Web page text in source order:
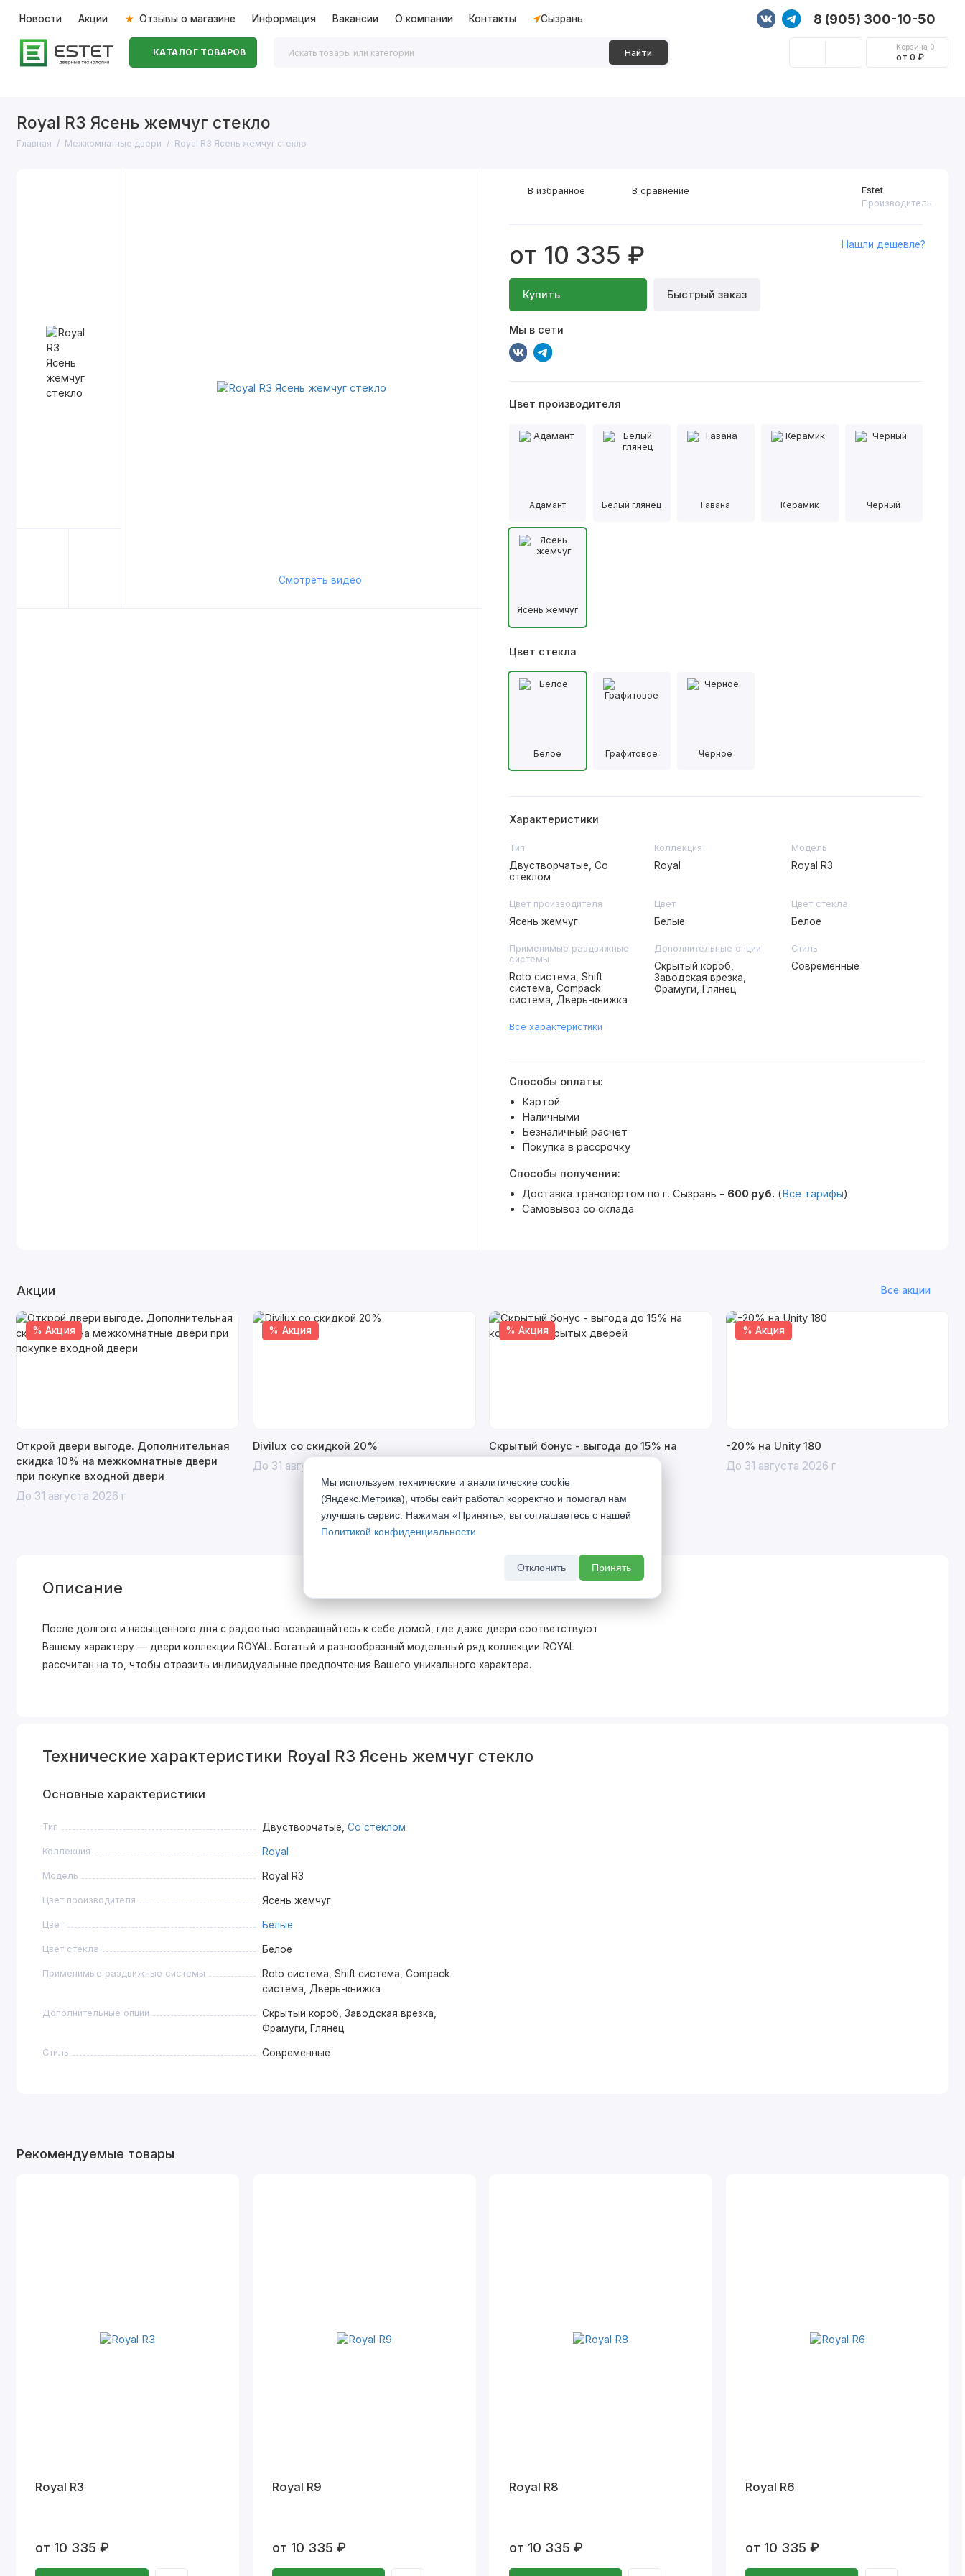
Новости Акции Отзывы о магазине Информация Вакансии О компании Контакты Сызрань 8 (905) 300-10-50
КАТАЛОГ ТОВАРОВ Найти
Корзина 0
от 0 ₽
Royal R3 Ясень жемчуг стекло
Главная Межкомнатные двери Royal R3 Ясень жемчуг стекло
Смотреть видео
Estet
Производитель
от 10 335 ₽
Купить Быстрый заказ
Нашли дешевле?
Мы в сети
В избранное В сравнение
Цвет производителя
Адамант Белый глянец Гавана Керамик Черный
Ясень жемчуг
Цвет стекла
Белое Графитовое Черное
Характеристики
Тип
Двустворчатые, Со
стеклом
Коллекция
Royal
Модель
Royal R3
Цвет производителя
Ясень жемчуг
Цвет
Белые
Цвет стекла
Белое
Применимые раздвижные
системы
Roto система, Shift
система, Compack
система, Дверь-книжка
Дополнительные опции
Скрытый короб,
Заводская врезка,
Фрамуги, Глянец
Стиль
Современные
Все характеристики
Способы оплаты:
Картой
Наличными
Безналичный расчет
Покупка в рассрочку
Способы получения:
Доставка транспортом по г. Сызрань - 600 руб. ( Все тарифы)
Самовывоз со склада
Акции Все акции
% Акция
Открой двери выгоде. Дополнительная
скидка 10% на межкомнатные двери
при покупке входной двери
До 31 августа 2026 г
% Акция
Divilux со скидкой 20%
До 31 августа 2026 г
% Акция
Скрытый бонус - выгода до 15% на
До 31 августа 2026 г
% Акция
-20% на Unity 180
До 31 августа 2026 г
Описание
После долгого и насыщенного дня с радостью возвращайтесь к себе домой, где даже двери соответствуют
Вашему характеру — двери коллекции ROYAL. Богатый и разнообразный модельный ряд коллекции ROYAL
рассчитан на то, чтобы отразить индивидуальные предпочтения Вашего уникального характера.
Технические характеристики Royal R3 Ясень жемчуг стекло
Основные характеристики
Тип Двустворчатые, Со стеклом
Коллекция Royal
Модель Royal R3
Цвет производителя Ясень жемчуг
Цвет Белые
Цвет стекла Белое
Применимые раздвижные системы
Roto система, Shift система, Compack
система, Дверь-книжка
Дополнительные опции
Скрытый короб, Заводская врезка,
Фрамуги, Глянец
Стиль Современные
Рекомендуемые товары
Royal R3
от 10 335 ₽
Royal R9
от 10 335 ₽
Royal R8
от 10 335 ₽
Royal R6
от 10 335 ₽
Мы используем технические и аналитические cookie
(Яндекс.Метрика), чтобы сайт работал корректно и помогал нам
улучшать сервис. Нажимая «Принять», вы соглашаетесь с нашей
Политикой конфиденциальности
Отклонить Принять